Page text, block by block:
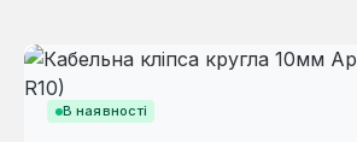
В наявності
Пропустити галерею зображень